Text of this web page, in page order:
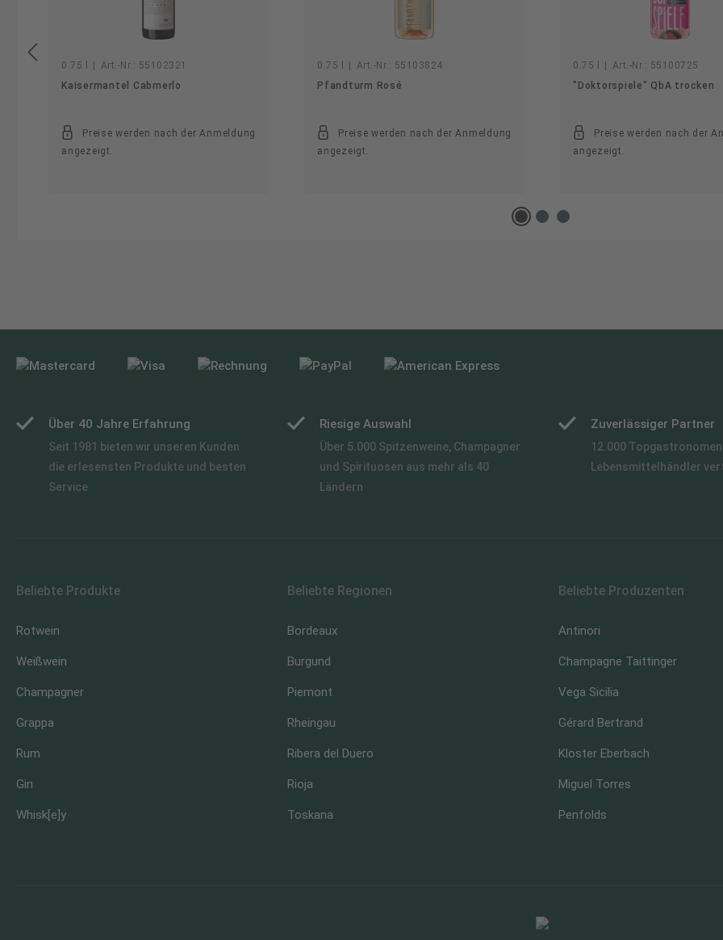
0.75 l Art.-Nr.: 55102321
Kaisermantel Cabmerlo
Preise werden nach der Anmeldung
angezeigt.
0.75 l Art.-Nr.: 55103824
Pfandturm Rosé
Preise werden nach der Anmeldung
angezeigt.
0.75 l Art.-Nr.: 55100725
"Doktorspiele" QbA trocken
Preise werden nach der
angezeigt.
Über 40 Jahre Erfahrung
Seit 1981 bieten wir unseren Kunden
die erlesensten Produkte und besten
Service
Riesige Auswahl
Über 5.000 Spitzenweine, Champagner
und Spirituosen aus mehr als 40
Ländern
Zuverlässiger Partner
12.000
Lebensmittelhändler
Beliebte Produkte
Rotwein
Weißwein
Champagner
Grappa
Rum
Gin
Whisk[e]y
Beliebte Regionen
Bordeaux
Burgund
Piemont
Rheingau
Ribera del Duero
Rioja
Toskana
Beliebte Produzenten
Antinori
Champagne Taittinger
Vega Sicilia
Gérard Bertrand
Kloster Eberbach
Miguel Torres
Penfolds